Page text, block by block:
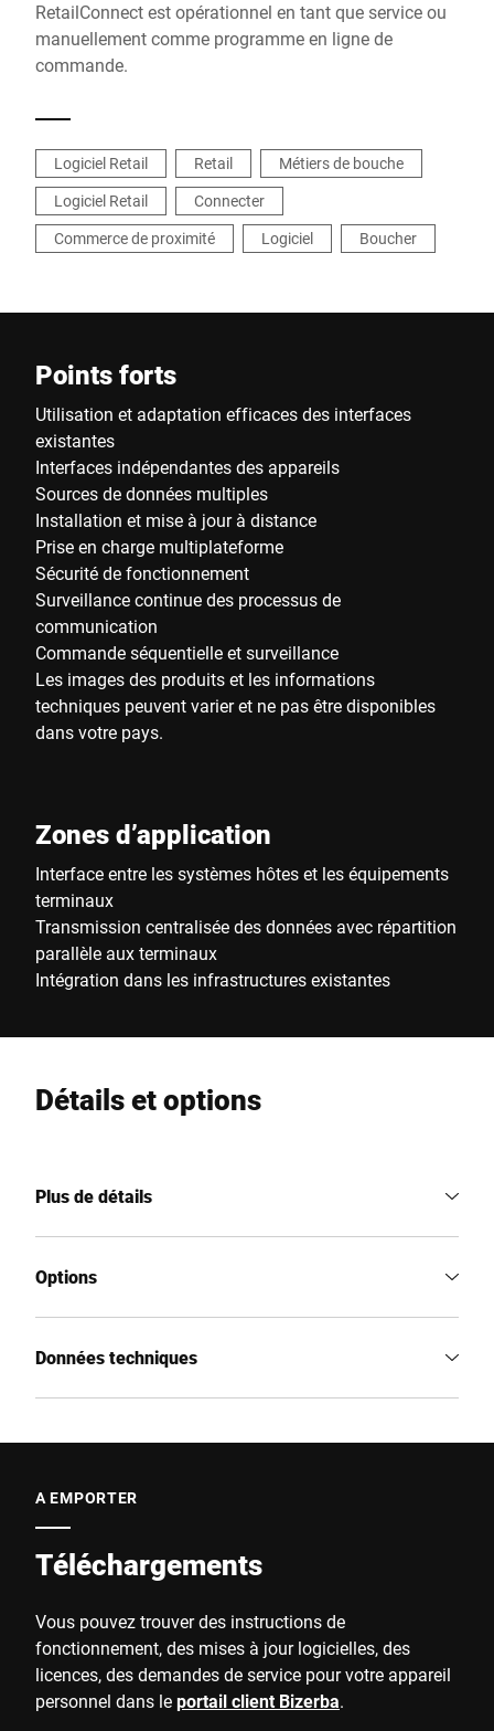
RetailConnect est opérationnel en tant que service ou
manuellement comme programme en ligne de
commande.
Logiciel Retail Retail
Métiers de bouche
Logiciel Retail
Connecter
Commerce de proximité
Logiciel Boucher
Points forts
Utilisation et adaptation efficaces des interfaces
existantes
Interfaces indépendantes des appareils
Sources de données multiples
Installation et mise à jour à distance
Prise en charge multiplateforme
Sécurité de fonctionnement
Surveillance continue des processus de
communication
Commande séquentielle et surveillance
Les images des produits et les informations
techniques peuvent varier et ne pas être disponibles
dans votre pays.
Zones d’application
Interface entre les systèmes hôtes et les équipements
terminaux
Transmission centralisée des données avec répartition
parallèle aux terminaux
Intégration dans les infrastructures existantes
Détails et options
Plus de détails
Options
Données techniques
A EMPORTER
Téléchargements
Vous pouvez trouver des instructions de
fonctionnement, des mises à jour logicielles, des
licences, des demandes de service pour votre appareil
personnel dans leportail client Bizerba.